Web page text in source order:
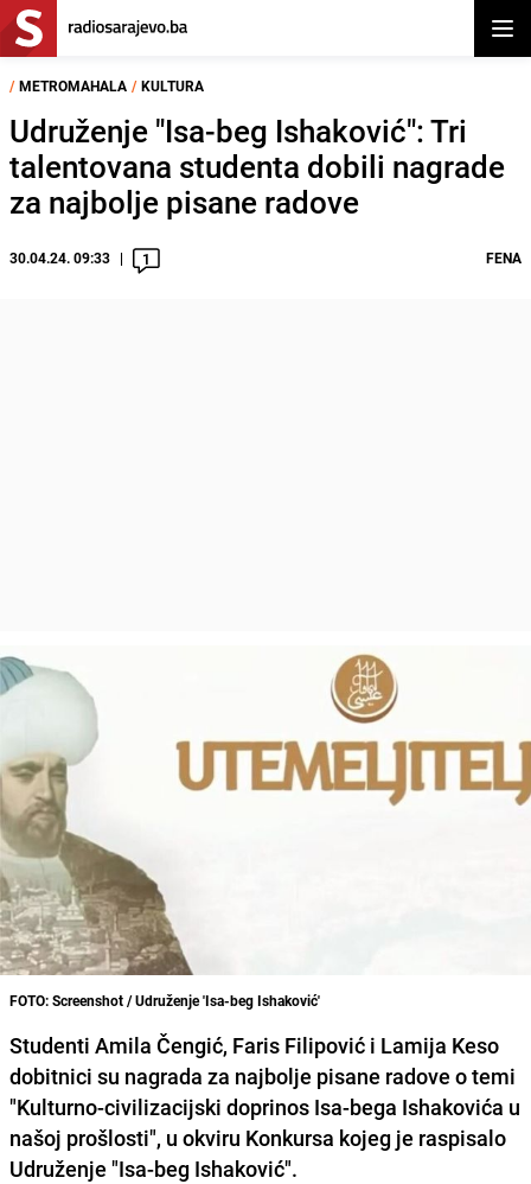
/ METROMAHALA / KULTURA
Udruženje "Isa-beg Ishaković": Tri
talentovana studenta dobili nagrade
za najbolje pisane radove
30.04.24. 09:33 1 FENA
FOTO: Screenshot / Udruženje 'Isa-beg Ishaković'
Studenti Amila Čengić, Faris Filipović i Lamija Keso
dobitnici su nagrada za najbolje pisane radove o temi
"Kulturno-civilizacijski doprinos Isa-bega Ishakovića u
našoj prošlosti", u okviru Konkursa kojeg je raspisalo
Udruženje "Isa-beg Ishaković".